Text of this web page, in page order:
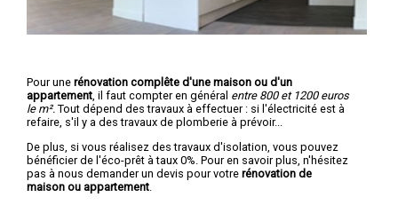
Pour une rénovation complête d'une maison ou d'un
appartement , il faut compter en général entre 800 et 1200 euros
le m². Tout dépend des travaux à effectuer : si l'électricité est à
refaire, s'il y a des travaux de plomberie à prévoir...
De plus, si vous réalisez des travaux d'isolation, vous pouvez
bénéficier de l'éco-prêt à taux 0%. Pour en savoir plus, n'hésitez
pas à nous demander un devis pour votre rénovation de
maison ou appartement